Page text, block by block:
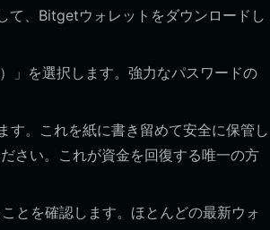
て、Bitgetウォレットをダウンロードし
」を選択します。強力なパスワードの
す。これを紙に書き留めて安全に保管し
さい。これが資金を回復する唯一の方
とを確認します。ほとんどの最新ウォ